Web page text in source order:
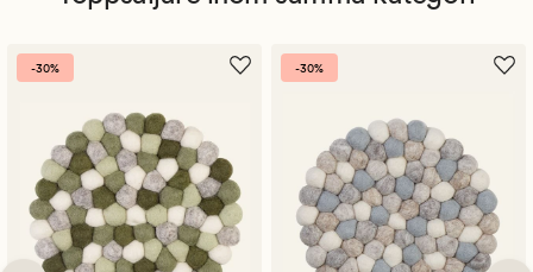
-30% -30%